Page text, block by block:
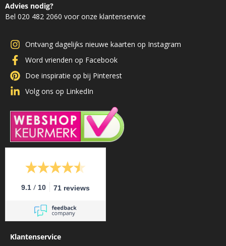
Advies nodig?
Bel 020 482 2060 voor onze klantenservice
Ontvang dagelijks nieuwe kaarten op Instagram
Word vrienden op Facebook
Doe inspiratie op bij Pinterest
Volg ons op LinkedIn
9.1 / 10 71 reviews
Klantenservice